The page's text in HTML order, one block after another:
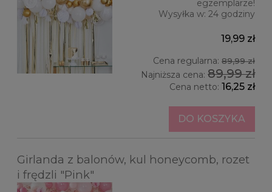
egzemplarze!
Wysyłka w: 24 godziny
19,99 zł
Cena regularna: 89,99 zł
Najniższa cena: 89,99 zł
Cena netto: 16,25 zł
DO KOSZYKA
Girlanda z balonów, kul honeycomb, rozet
i frędzli "Pink"